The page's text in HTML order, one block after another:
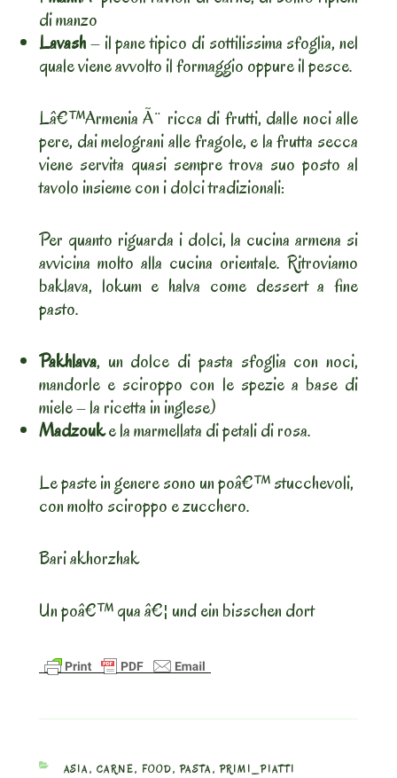
di manzo
Lavash– il pane tipico di sottilissima sfoglia, nel
quale viene avvolto il formaggio oppure il pesce.
Lâ€™Armenia Ã¨ ricca di frutti, dalle noci alle
pere, dai melograni alle fragole, e la frutta secca
viene servita quasi sempre trova suo posto al
tavolo insieme con i dolci tradizionali:
Per quanto riguarda i dolci, la cucina armena si
avvicina molto alla cucina orientale. Ritroviamo
baklava, lokum e halva come dessert a fine
pasto.
Pakhlava, un dolce di pasta sfoglia con noci,
mandorle e sciroppo con le spezie a base di
miele – la ricetta in inglese)
Madzouke la marmellata di petali di rosa.
Le paste in genere sono un poâ€™ stucchevoli,
con molto sciroppo e zucchero.
Bari akhorzhak
Un poâ€™ qua â€¦ und ein bisschen dort
CATEGORIES
ASIA, CARNE, FOOD,PASTA,PRIMI_PIATTI